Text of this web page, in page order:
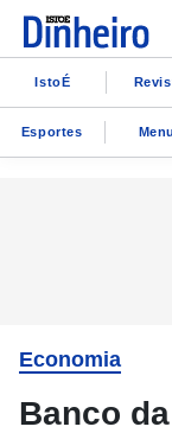
IstoÉ
Esportes Menu
Economia
Banco